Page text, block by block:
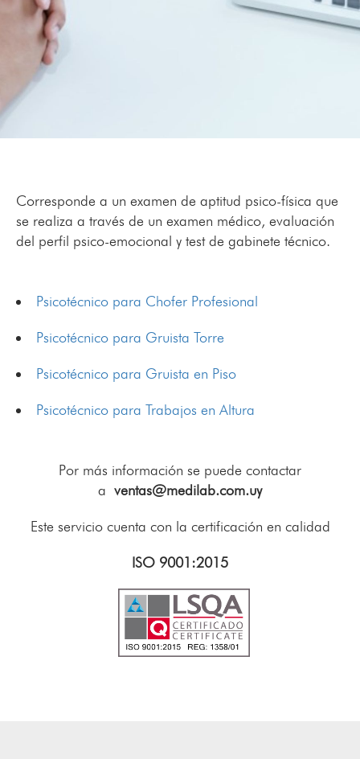
Corresponde a un examen de aptitud psico-física que
se realiza a través de un examen médico, evaluación
del perfil psico-emocional y test de gabinete técnico.
Psicotécnico para Chofer Profesional
Psicotécnico para Gruista Torre
Psicotécnico para Gruista en Piso
Psicotécnico para Trabajos en Altura
Por más información se puede contactar
a ventas@medilab.com.uy
Este servicio cuenta con la certificación en calidad
ISO 9001:2015